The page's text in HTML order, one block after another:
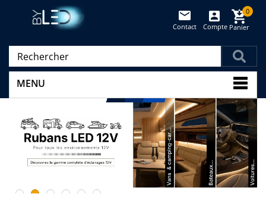
Panier
0
Compte
Contact
MENU